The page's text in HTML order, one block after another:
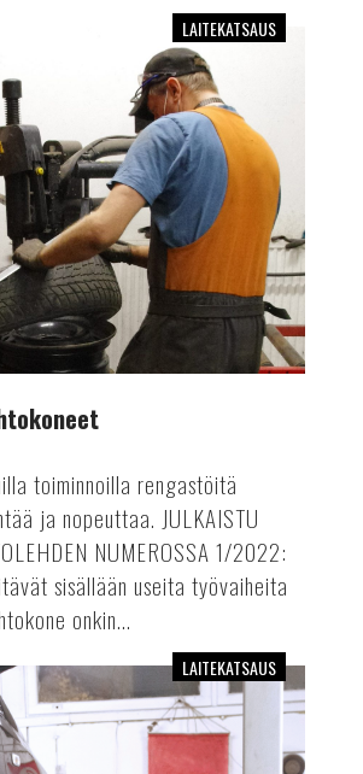
LAITEKATSAUS
toiminnoilla rengastöitä
ja nopeuttaa. JULKAISTU
NUMEROSSA 1/2022:
sisällään useita työvaiheita
onkin...
LAITEKATSAUS